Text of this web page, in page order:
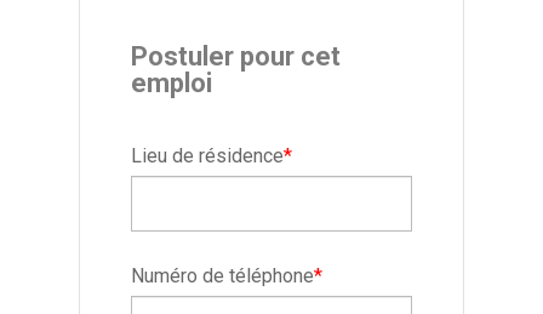
Postuler pour cet
emploi
Lieu de résidence*
Numéro de téléphone*